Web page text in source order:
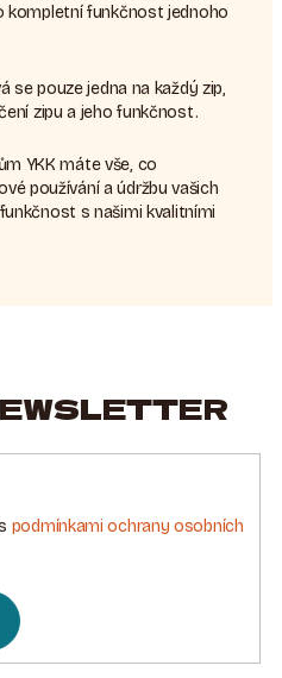
kompletní funkčnost jednoho
se pouze jedna na každý zip,
zipu a jeho funkčnost.
YKK máte vše, co
používání a údržbu vašich
s našimi kvalitními
podmínkami ochrany osobních